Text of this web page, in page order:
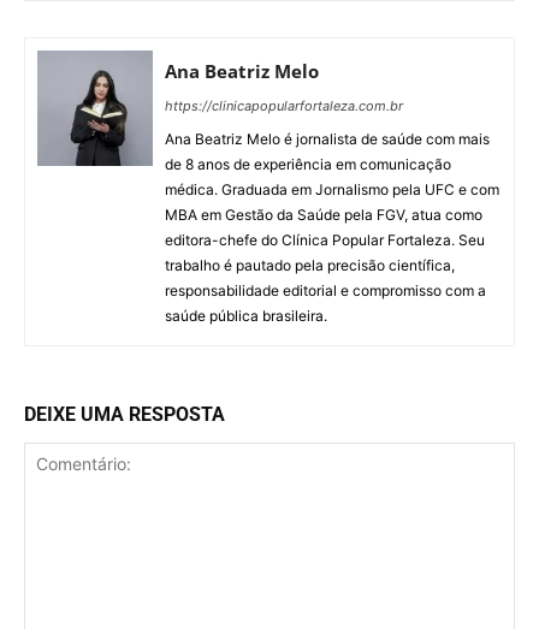
Ana Beatriz Melo
https://clinicapopularfortaleza.com.br
Ana Beatriz Melo é jornalista de saúde com mais
de 8 anos de experiência em comunicação
médica. Graduada em Jornalismo pela UFC e com
MBA em Gestão da Saúde pela FGV, atua como
editora-chefe do Clínica Popular Fortaleza. Seu
trabalho é pautado pela precisão científica,
responsabilidade editorial e compromisso com a
saúde pública brasileira.
DEIXE UMA RESPOSTA